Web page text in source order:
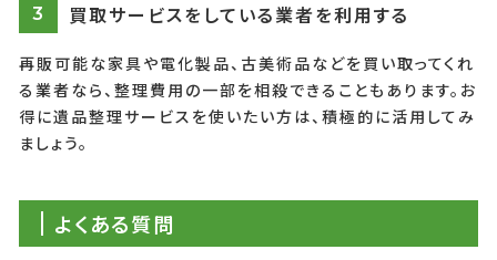
3 買取サービスをしている業者を利用する
再販可能な家具や電化製品、古美術品などを買い取ってくれ
る業者なら、整理費用の一部を相殺できることもあります。お
得に遺品整理サービスを使いたい方は、積極的に活用してみ
ましょう。
よくある質問